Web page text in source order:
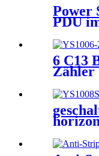
Power
PDU
6 C13
Zähler